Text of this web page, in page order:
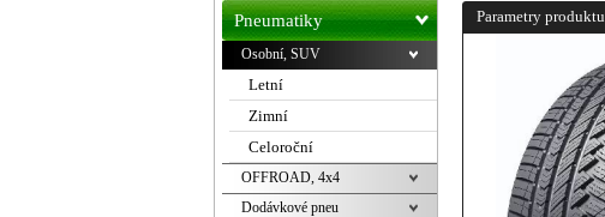
Parametry produktu
pneu
Pneumatiky
Osobní, SUV
Letní
Zimní
Celoroční
OFFROAD, 4x4
Dodávkové pneu